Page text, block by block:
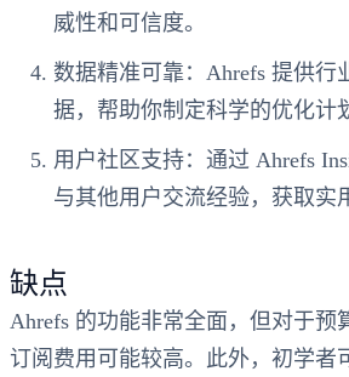
威性和可信度。
数据精准可靠 ：Ahrefs 提供行
据，帮助你制定科学的优化计
用户社区支持：通过 Ahrefs
与其他用户交流经验，获取实
缺点
Ahrefs 的功能非常全面，但对于预
订阅费用可能较高。此外，初学者